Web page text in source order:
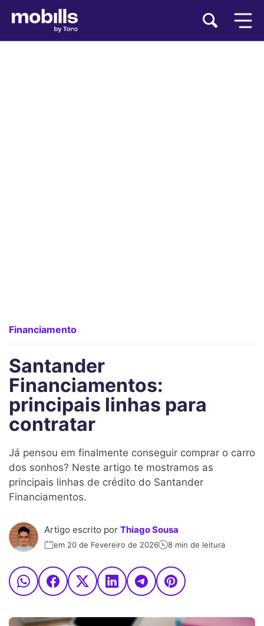
Financiamento
Santander
Financiamentos:
principais linhas para
contratar
Já pensou em finalmente conseguir comprar o carro
dos sonhos? Neste artigo te mostramos as
principais linhas de crédito do Santander
Financiamentos.
Artigo escrito por Thiago Sousa
em 20 de Fevereiro de 2026 8 min de leitura